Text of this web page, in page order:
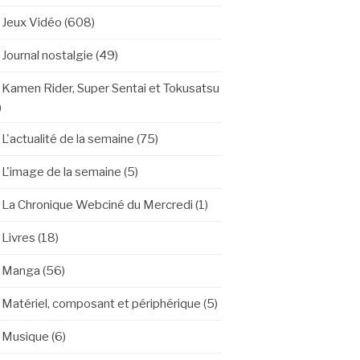
Jeux Vidéo (608)
Journal nostalgie (49)
Kamen Rider, Super Sentai et Tokusatsu
L'actualité de la semaine (75)
L'image de la semaine (5)
La Chronique Webciné du Mercredi (1)
Livres (18)
Manga (56)
Matériel, composant et périphérique (5)
Musique (6)